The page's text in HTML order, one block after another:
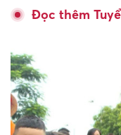
Đọc thêm